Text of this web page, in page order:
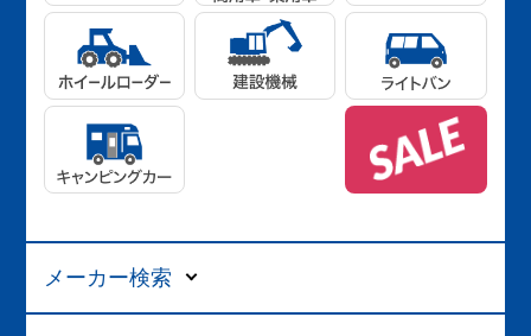
メーカー検索